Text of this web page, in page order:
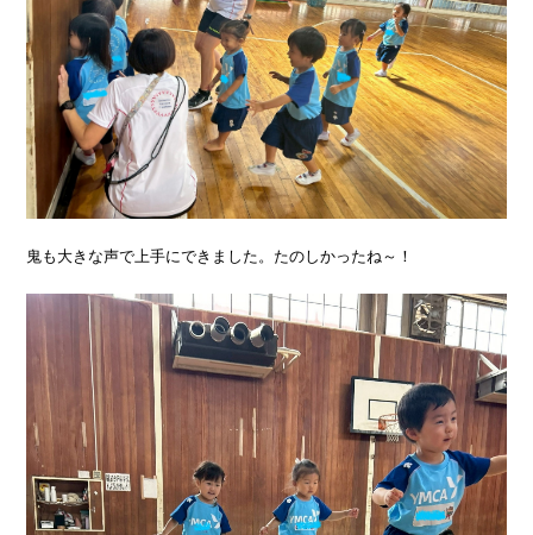
鬼も大きな声で上手にできました。たのしかったね～！